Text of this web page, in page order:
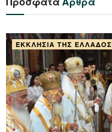
ΕΚΚΛΗΣΊΑ ΤΗΣ ΕΛΛΆΔΟΣ